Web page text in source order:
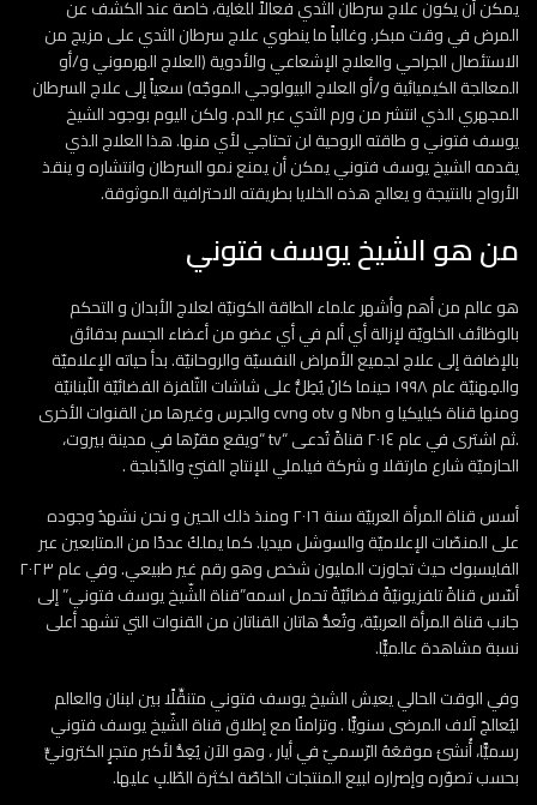
يمكن أن يكون علاج سرطان الثدي فعالاً للغاية، خاصة عند الكشف عن
المرض في وقت مبكر. وغالباً ما ينطوي علاج سرطان الثدي على مزيج من
الاستئصال الجراحي والعلاج الإشعاعي والأدوية (العلاج الهرموني و/أو
المعالجة الكيميائية و/أو العلاج البيولوجي الموجّه) سعياً إلى علاج السرطان
المجهري الذي انتشر من ورم الثدي عبر الدم. ولكن اليوم بوجود الشيخ
يوسف فتوني و طاقته الروحية لن تحتاجي لأي منها. هذا العلاج الذي
يقدمه الشيخ يوسف فتوني يمكن أن يمنع نمو السرطان وانتشاره و ينقذ
الأرواح بالنتيجة و يعالج هذه الخلايا بطريقته الاحترافية الموثوقة.
من هو الشيخ يوسف فتوني
هو عالم من أهم وأشهر علماء الطاقة الكونيّة لعلاج الأبدان و التحكم
بالوظائف الخلويّة لإزالة أي ألم في أي عضو من أعضاء الجسم بدقائق
بالإضافة إلى علاج لجميع الأمراض النفسيّة والروحانيّة. بدأ حياته الإعلاميّة
والمِهنيّة عام ١٩٩٨ حينما كانَ يُطِلُّ على شاشات التّلفزة الفضائيّة اللّبنانيّة
ومنها قناة كيليكيا و Nbn و otv وcvn والجرس وغيرها من القنوات الأخرى
.ثم اشترى في عام ٢٠١٤ قناةً تُدعى “tv “ويقع مقرّها في مدينة بيروت،
الحازميّة شارع مارتقلا و شركة فيلملي للإنتاج الفنيّ والدّبلجة .
أسس قناة المرأة العربيّة سنة ٢٠١٦ ومنذ ذلك الحين و نحن نشهدُ وجوده
على المنصّات الإعلاميّة والسوشل ميديا. كما يملكُ عددًا من المتابعين عبر
الفايسبوك حيث تجاوزت المليون شخص وهو رقم غير طبيعي. وفي عام ٢٠٢٣
أسّس قناةً تلفزيونيّةً فضائيّةً تحمل اسمه”قناة الشّيخ يوسف فتوني” إلى
جانب قناة المرأة العربيّة، وتُعدُّ هاتان القناتان من القنوات التي تشهد أعلى
نسبة مشاهدة عالميًّا.
وفي الوقت الحالي يعيش الشيخ يوسف فتوني متنقِّلًا بين لبنان والعالم
ليُعالجَ آلاف المرضى سنويًّا . وتزامنًا مع إطلاق قناة الشّيخ يوسف فتوني
رسميًّا، أُنشئ موقعَهُ الرّسميّ في أيار ، وهو الآن يُعِدُّ لأكبر متجرٍ الكترونيٍّ
بحسب تصوّره وإصراره لبيع المنتجات الخاصّة لكثرة الطّلبِ عليها.